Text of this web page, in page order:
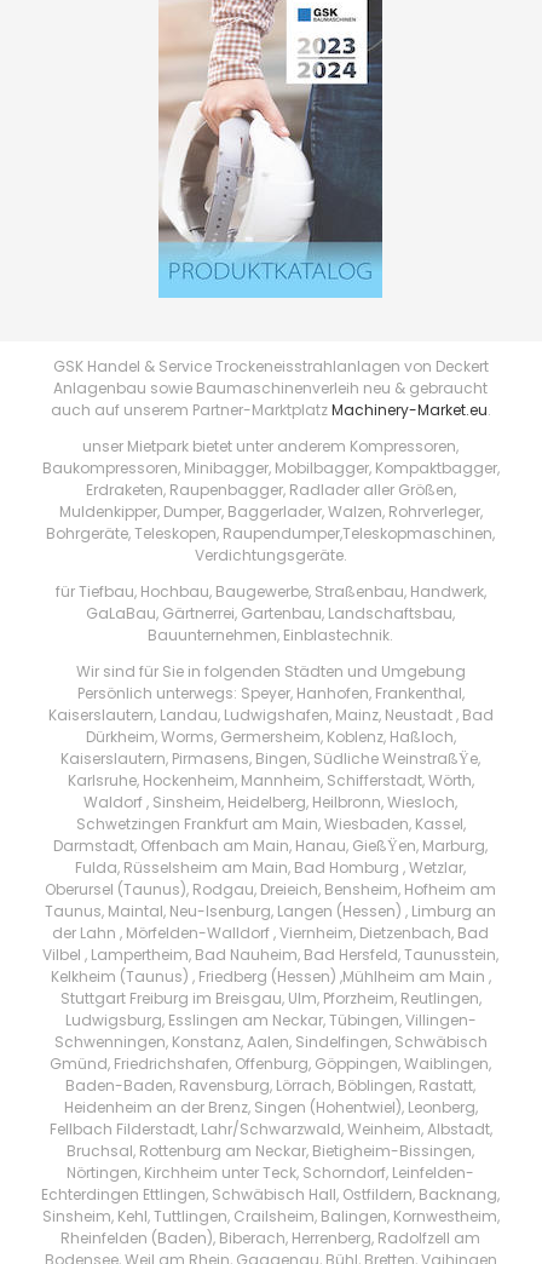
GSK Handel & Service Trockeneisstrahlanlagen von Deckert
Anlagenbau sowie Baumaschinenverleih neu & gebraucht
auch auf unserem Partner-MarktplatzMachinery-Market.eu.
unser Mietpark bietet unter anderem Kompressoren,
Baukompressoren, Minibagger, Mobilbagger, Kompaktbagger,
Erdraketen, Raupenbagger, Radlader aller Größen,
Muldenkipper, Dumper, Baggerlader, Walzen, Rohrverleger,
Bohrgeräte, Teleskopen, Raupendumper,Teleskopmaschinen,
Verdichtungsgeräte.
für Tiefbau, Hochbau, Baugewerbe, Straßenbau, Handwerk,
GaLaBau, Gärtnerrei, Gartenbau, Landschaftsbau,
Bauunternehmen, Einblastechnik.
Wir sind für Sie in folgenden Städten und Umgebung
Persönlich unterwegs: Speyer, Hanhofen, Frankenthal,
Kaiserslautern, Landau, Ludwigshafen, Mainz, Neustadt , Bad
Dürkheim, Worms, Germersheim, Koblenz, Haßloch,
Kaiserslautern, Pirmasens, Bingen, Südliche WeinstraßŸe,
Karlsruhe, Hockenheim, Mannheim, Schifferstadt, Wörth,
Waldorf , Sinsheim, Heidelberg, Heilbronn, Wiesloch,
Schwetzingen Frankfurt am Main, Wiesbaden, Kassel,
Darmstadt, Offenbach am Main, Hanau, GießŸen, Marburg,
Fulda, Rüsselsheim am Main, Bad Homburg , Wetzlar,
Oberursel (Taunus), Rodgau, Dreieich, Bensheim, Hofheim am
Taunus, Maintal, Neu-Isenburg, Langen (Hessen) , Limburg an
der Lahn , Mörfelden-Walldorf , Viernheim, Dietzenbach, Bad
Vilbel , Lampertheim, Bad Nauheim, Bad Hersfeld, Taunusstein,
Kelkheim (Taunus) , Friedberg (Hessen) ,Mühlheim am Main ,
Stuttgart Freiburg im Breisgau, Ulm, Pforzheim, Reutlingen,
Ludwigsburg, Esslingen am Neckar, Tübingen, Villingen-
Schwenningen, Konstanz, Aalen, Sindelfingen, Schwäbisch
Gmünd, Friedrichshafen, Offenburg, Göppingen, Waiblingen,
Baden-Baden, Ravensburg, Lörrach, Böblingen, Rastatt,
Heidenheim an der Brenz, Singen (Hohentwiel), Leonberg,
Fellbach Filderstadt, Lahr/Schwarzwald, Weinheim, Albstadt,
Bruchsal, Rottenburg am Neckar, Bietigheim-Bissingen,
Nörtingen, Kirchheim unter Teck, Schorndorf, Leinfelden-
Echterdingen Ettlingen, Schwäbisch Hall, Ostfildern, Backnang,
Sinsheim, Kehl, Tuttlingen, Crailsheim, Balingen, Kornwestheim,
Rheinfelden (Baden), Biberach, Herrenberg, Radolfzell am
Bodensee, Weil am Rhein, Gaggenau, Bühl, Bretten, Vaihingen